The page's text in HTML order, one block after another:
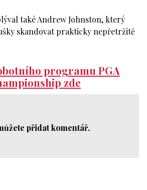
také Andrew Johnston, který
skandovat prakticky nepřetržitě
programu PGA
zde
přidat komentář.